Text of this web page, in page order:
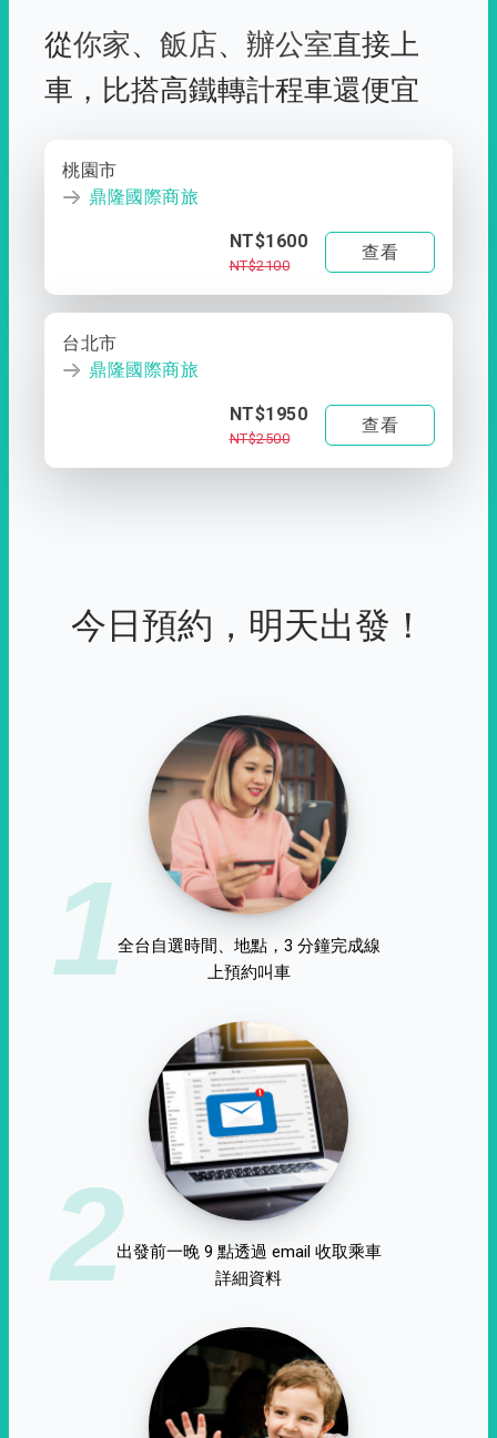
從你家、 飯店、 辦公室直接上
車， 比搭高鐵轉計程車還便宜
桃園市
鼎隆國際商旅
NT$1600
NT$2100
查看
台北市
鼎隆國際商旅
NT$1950
NT$2500
查看
今日預約，明天出發！
1全台自選時間、地點，3 分鐘完成線
上預約叫車
2出發前一晚 9 點透過 email 收取乘車
詳細資料